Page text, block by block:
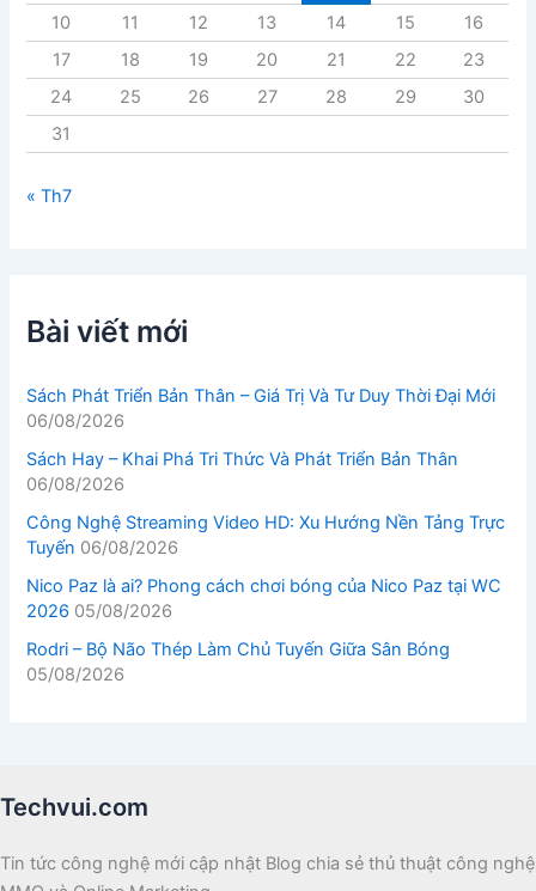
10
11 12 13 14 15
16
17
18 19 20 21 22
23
24
25 26 27 28 29
30
31
« Th7
Bài viết mới
Sách Phát Triển Bản Thân – Giá Trị Và Tư Duy Thời Đại Mới
06/08/2026
Sách Hay – Khai Phá Tri Thức Và Phát Triển Bản Thân
06/08/2026
Công Nghệ Streaming Video HD: Xu Hướng Nền Tảng Trực
Tuyến 06/08/2026
Nico Paz là ai? Phong cách chơi bóng của Nico Paz tại WC
2026 05/08/2026
Rodri – Bộ Não Thép Làm Chủ Tuyến Giữa Sân Bóng
05/08/2026
Techvui.com
Tin tức công nghệ mới cập nhật Blog chia sẻ thủ thuật công nghệ